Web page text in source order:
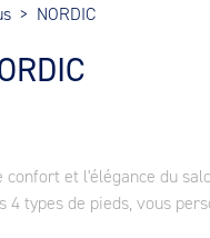
> NORDIC
confort et l'élégance du
4 types de pieds, vous